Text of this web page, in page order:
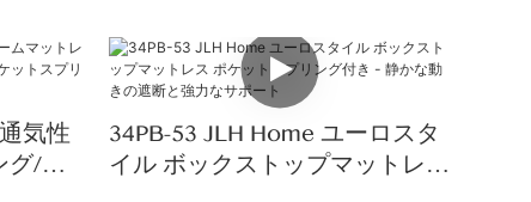
気性
グ/ク
34PB-53 JLH Home ユーロスタ
イル ボックストップマットレス